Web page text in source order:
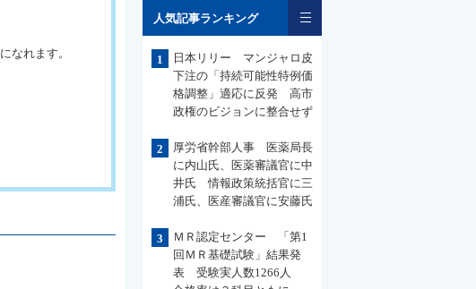
なれます。
人気記事ランキング
1
日本リリー マンジャロ皮
下注の「持続可能性特例価
格調整」適応に反発 高市
政権のビジョンに整合せず
2
厚労省幹部人事 医薬局長
に内山氏、医薬審議官に中
井氏 情報政策統括官に三
浦氏、医産審議官に安藤氏
3
ＭＲ認定センター 「第1
回ＭＲ基礎試験」結果発
表 受験実人数1266人